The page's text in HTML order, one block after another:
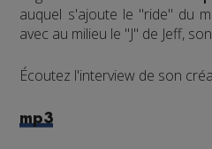
auquel s'ajoute le "ride" du
avec au milieu le "J" de Jeff,
Écoutez l'interview de son
mp3